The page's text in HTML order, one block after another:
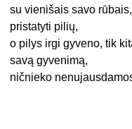
su vienišais savo
pristatyti pilių,
o pilys irgi gyveno, tik
savą gyvenimą,
ničnieko